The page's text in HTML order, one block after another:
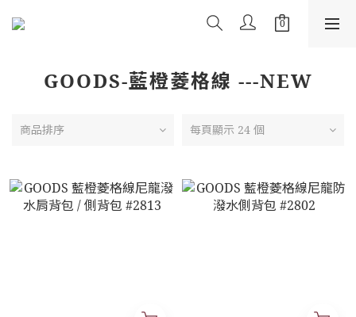
GOODS-藍橙菱格線 ---NEW
商品排序 每頁顯示 24 個